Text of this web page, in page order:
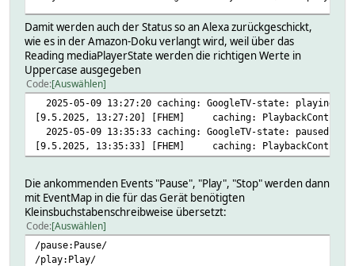
Damit werden auch der Status so an Alexa zurückgeschickt,
wie es in der Amazon-Doku verlangt wird, weil über das
Reading mediaPlayerState werden die richtigen Werte in
Uppercase ausgegeben
Code Auswählen
2025-05-09 13:27:20 caching: GoogleTV-state: playing
[9.5.2025, 13:27:20] [FHEM] caching:
2025-05-09 13:35:33 caching: GoogleTV-state: paused
[9.5.2025, 13:35:33] [FHEM] caching:
Die ankommenden Events "Pause", "Play", "Stop" werden dann
mit EventMap in die für das Gerät benötigten
Kleinsbuchstabenschreibweise übersetzt:
Code Auswählen
/pause:Pause/
/play:Play/